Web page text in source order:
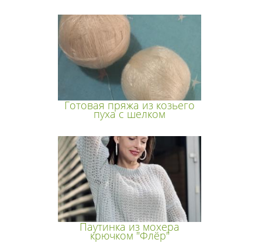
Готовая пряжа из козьего
пуха с шелком
Паутинка из мохера
крючком "Флёр"